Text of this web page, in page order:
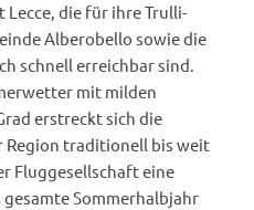
die für ihre Trulli-
Alberobello sowie die
schnell erreichbar sind.
mit milden
erstreckt sich die
Region traditionell bis weit
Fluggesellschaft eine
Sommerhalbjahr